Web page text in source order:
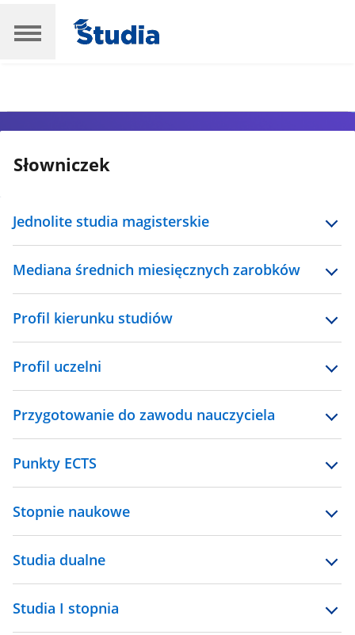
Słowniczek
Jednolite studia magisterskie
Mediana średnich miesięcznych zarobków
Profil kierunku studiów
Profil uczelni
Przygotowanie do zawodu nauczyciela
Punkty ECTS
Stopnie naukowe
Studia dualne
Studia I stopnia